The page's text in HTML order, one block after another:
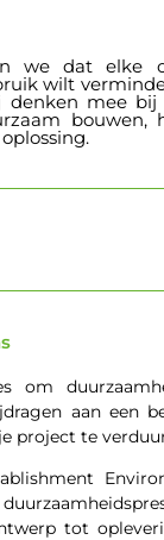
we dat elke
wilt
denken mee
om
aan een
project te
tot